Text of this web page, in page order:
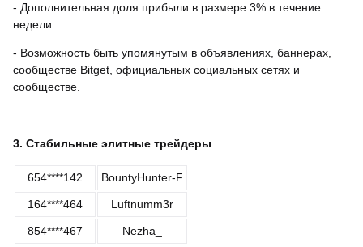
- Дополнительная доля прибыли в размере 3% в течение
недели.
- Возможность быть упомянутым в объявлениях, баннерах,
сообществе Bitget, официальных социальных сетях и
сообществе.
3. Стабильные элитные трейдеры
654****142 BountyHunter-F
164****464 Luftnumm3r
854****467 Nezha_